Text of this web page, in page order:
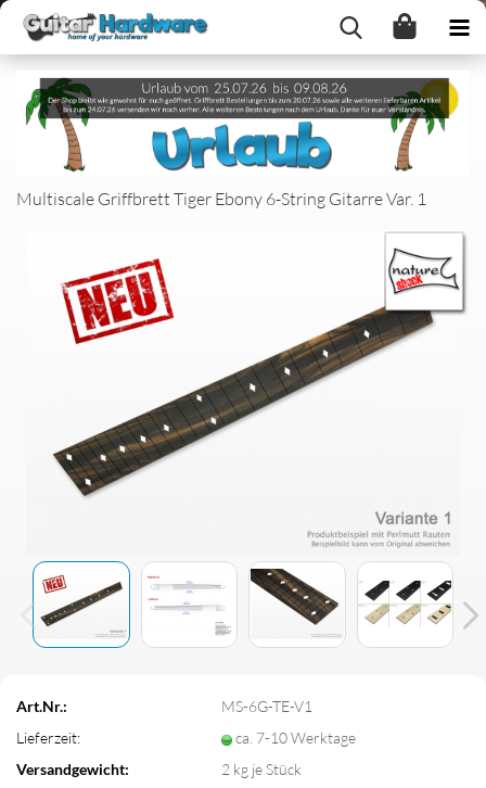
Multiscale Griffbrett Tiger Ebony 6-String Gitarre Var. 1
Art.Nr.:
MS-6G-TE-V1
Lieferzeit:
ca. 7-10 Werktage
Versandgewicht:
2 kg je Stück